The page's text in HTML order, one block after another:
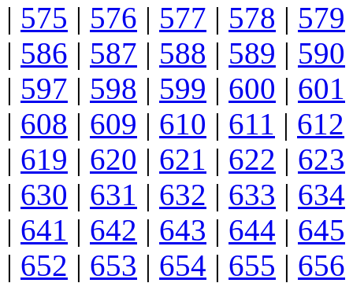
| 575 | 576 | 577 | 578 | 579
| 586 | 587 | 588 | 589 | 590
| 597 | 598 | 599 | 600 | 601
| 608 | 609 | 610 | 611 | 612
| 619 | 620 | 621 | 622 | 623
| 630 | 631 | 632 | 633 | 634
| 641 | 642 | 643 | 644 | 645
| 652 | 653 | 654 | 655 | 656